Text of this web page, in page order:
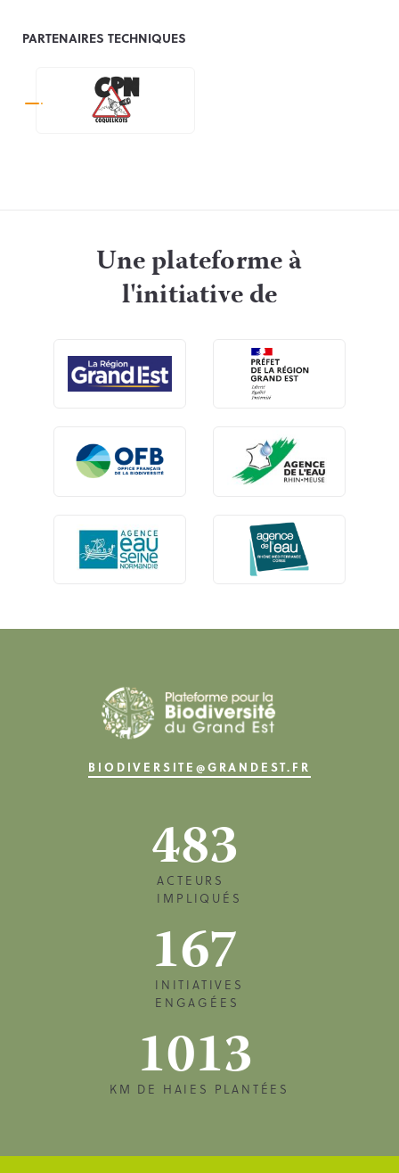
PARTENAIRES TECHNIQUES
Une plateforme à
l'initiative de
BIODIVERSITE@GRANDEST.FR
483
ACTEURS
IMPLIQUÉS
167
INITIATIVES
ENGAGÉES
1013
KM DE HAIES PLANTÉES